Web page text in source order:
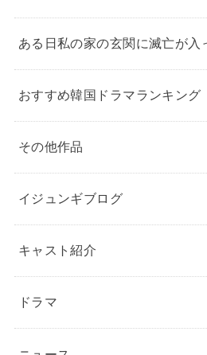
ある日私の家の玄関に滅亡が入
おすすめ韓国ドラマランキング
その他作品
イジュンギブログ
キャスト紹介
ドラマ